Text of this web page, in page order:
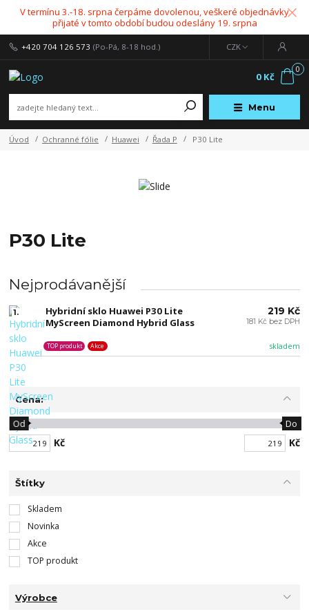
V termínu 3.-18. srpna čerpáme dovolenou, veškeré objednávky
přijaté v tomto období budou odeslány 19. srpna
Menu
CZK
+420 704 126 573 (Po-Pá, 8-18 hod.)
0
0 Kč
Úvod Ochranné fólie Huawei Řada P P30 Lite
P30 Lite
Nejprodávanější
1.
Hybridní sklo Huawei P30 Lite
MyScreen Diamond Hybrid Glass
skladem
TOP produkt Akce
219 Kč
181 Kč bez DPH
Cena:
Kč
Od Do
Kč
Štítky
Skladem
Novinka
Akce
TOP produkt
Výrobce